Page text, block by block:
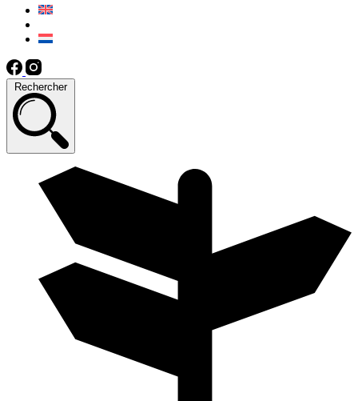
Rechercher